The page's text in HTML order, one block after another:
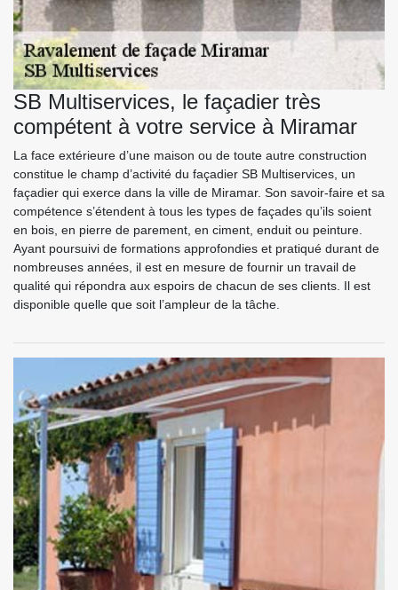
SB Multiservices, le façadier très
compétent à votre service à Miramar
La face extérieure d’une maison ou de toute autre construction
constitue le champ d’activité du façadier SB Multiservices, un
façadier qui exerce dans la ville de Miramar. Son savoir-faire et sa
compétence s’étendent à tous les types de façades qu’ils soient
en bois, en pierre de parement, en ciment, enduit ou peinture.
Ayant poursuivi de formations approfondies et pratiqué durant de
nombreuses années, il est en mesure de fournir un travail de
qualité qui répondra aux espoirs de chacun de ses clients. Il est
disponible quelle que soit l’ampleur de la tâche.